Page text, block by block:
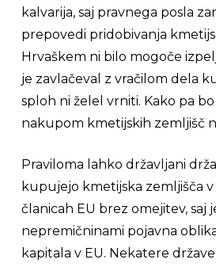
kalvarija, saj pravnega posla
prepovedi pridobivanja
Hrvaškem ni bilo mogoče
je zavlačeval z vračilom dela
sploh ni želel vrniti. Kako pa
nakupom kmetijskih zemljišč
Praviloma lahko državljani
kupujejo kmetijska zemljišča
članicah EU brez omejitev, saj
nepremičninami pojavna
kapitala v EU. Nekatere